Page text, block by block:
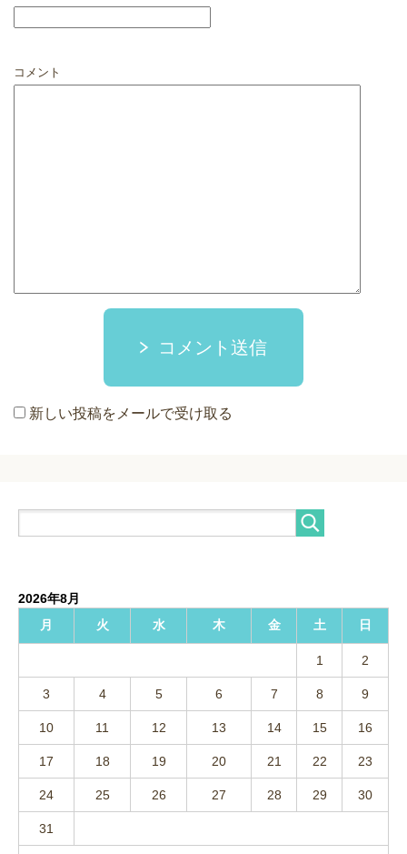
コメント
コメント送信
新しい投稿をメールで受け取る
2026年8月
月
火 水 木 金 土 日
1 2
3 4 5 6 7 8 9
10 11 12 13 14 15 16
17 18 19 20 21 22 23
24 25 26 27 28 29 30
31